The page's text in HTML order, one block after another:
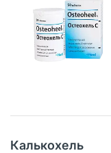
Калькохель